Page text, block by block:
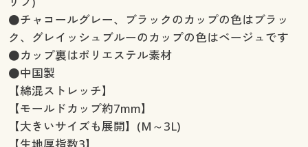
●チャコールグレー、ブラックのカップの色はブラッ
ク、グレイッシュブルーのカップの色はベージュです
●カップ裏はポリエステル素材
●中国製
【綿混ストレッチ】
【モールドカップ約7mm】
【大きいサイズも展開】(M～3L)
【生地厚指数3】